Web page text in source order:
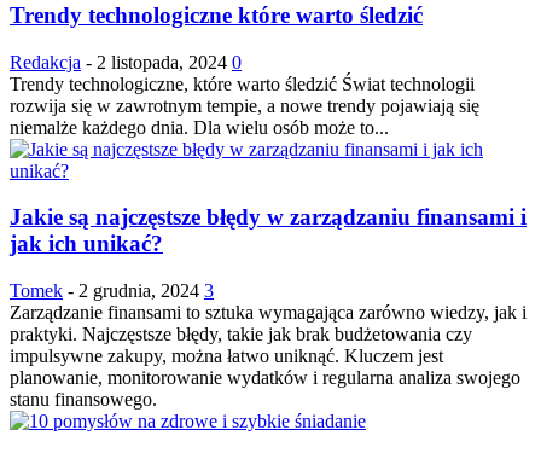
Trendy technologiczne które warto śledzić
Redakcja - 2 listopada, 2024 0
Trendy technologiczne, które warto śledzić Świat technologii
rozwija się w zawrotnym tempie, a nowe trendy pojawiają się
niemalże każdego dnia. Dla wielu osób może to...
Jakie są najczęstsze błędy w zarządzaniu finansami i
jak ich unikać?
Tomek - 2 grudnia, 2024 3
Zarządzanie finansami to sztuka wymagająca zarówno wiedzy, jak i
praktyki. Najczęstsze błędy, takie jak brak budżetowania czy
impulsywne zakupy, można łatwo uniknąć. Kluczem jest
planowanie, monitorowanie wydatków i regularna analiza swojego
stanu finansowego.